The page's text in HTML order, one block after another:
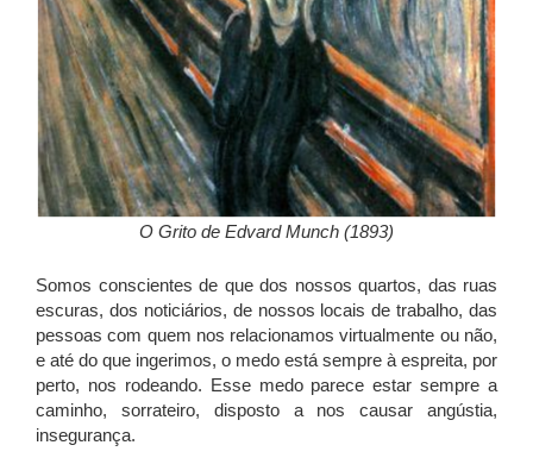
O Grito de Edvard Munch (1893)
Somos conscientes de que dos nossos quartos, das ruas
escuras, dos noticiários, de nossos locais de trabalho, das
pessoas com quem nos relacionamos virtualmente ou não,
e até do que ingerimos, o medo está sempre à espreita, por
perto, nos rodeando. Esse medo parece estar sempre a
caminho, sorrateiro, disposto a nos causar angústia,
insegurança.